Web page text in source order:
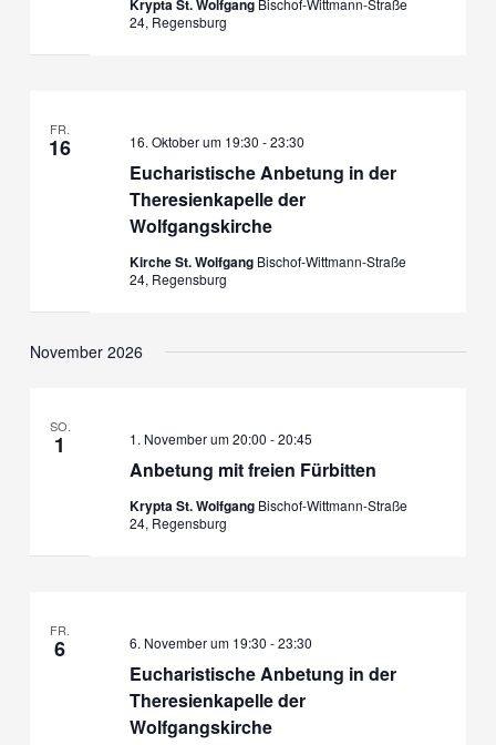
Krypta St. Wolfgang Bischof-Wittmann-Straße
24, Regensburg
FR.
16
Eucharistische Anbetung in der
Theresienkapelle der
Wolfgangskirche
16. Oktober um 19:30 -23:30
Kirche St. Wolfgang Bischof-Wittmann-Straße
24, Regensburg
November 2026
SO.
1
Anbetung mit freien Fürbitten
1. November um 20:00 -20:45
Krypta St. Wolfgang Bischof-Wittmann-Straße
24, Regensburg
FR.
6
Eucharistische Anbetung in der
Theresienkapelle der
Wolfgangskirche
6. November um 19:30 -23:30